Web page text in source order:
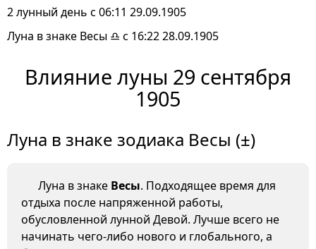
2 лунный день с 06:11 29.09.1905
Луна в знаке Весы ♎ с 16:22 28.09.1905
Влияние луны 29 сентября
1905
Луна в знаке зодиака Весы (±)
Луна в знаке Весы. Подходящее время для
отдыха после напряженной работы,
обусловленной лунной Девой. Лучше всего не
начинать чего-либо нового и глобального, а